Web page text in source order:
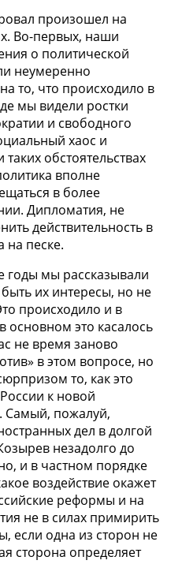
произошел на
Во-первых, наши
о политической
неумеренно
то, что происходило в
мы видели ростки
и свободного
хаос и
обстоятельствах
вполне
в более
Дипломатия, не
действительность в
на песке.
годы мы рассказывали
их интересы, но не
происходило и в
это касалось
не время заново
в этом вопросе, но
то, как это
к новой
Самый, пожалуй,
дел в долгой
незадолго до
и в частном порядке
воздействие окажет
реформы и на
не в силах примирить
если одна из сторон не
сторона определяет